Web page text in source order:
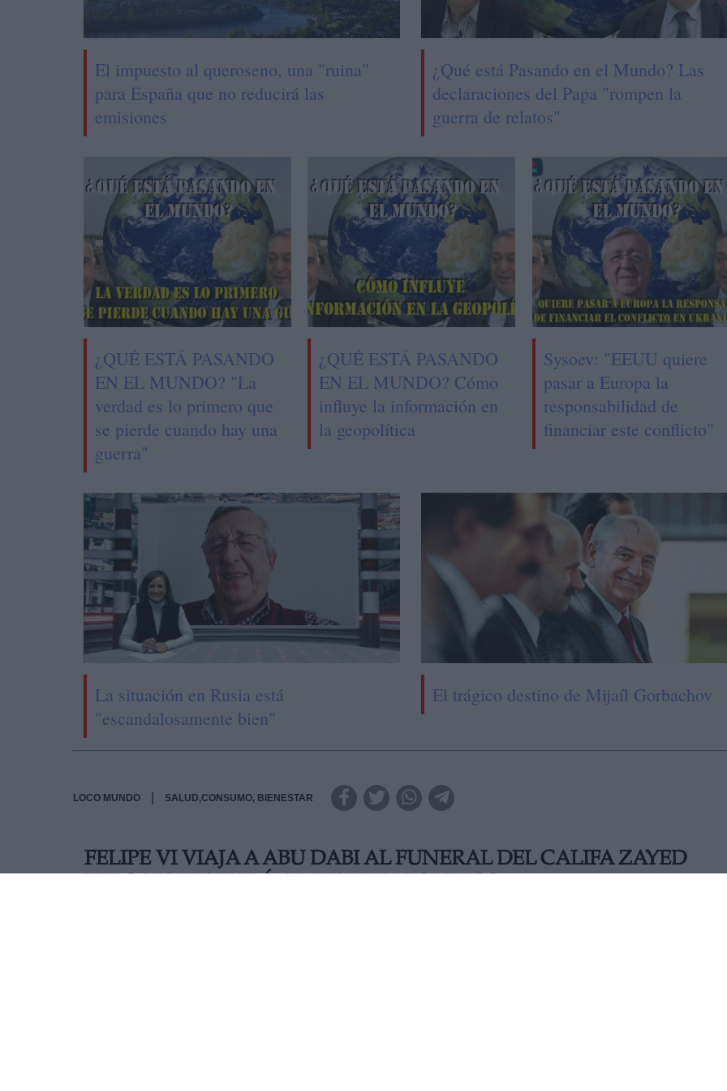
El impuesto al queroseno, una "ruina"
para España que no reducirá las
emisiones
¿Qué está Pasando en el Mundo? Las
declaraciones del Papa "rompen la
guerra de relatos"
¿QUÉ ESTÁ PASANDO
EN EL MUNDO? "La
verdad es lo primero que
se pierde cuando hay una
guerra"
¿QUÉ ESTÁ PASANDO
EN EL MUNDO? Cómo
influye la información en
la geopolítica
Sysoev: "EEUU quiere
pasar a Europa la
responsabilidad de
financiar este conflicto"
La situación en Rusia está
"escandalosamente bien"
El trágico destino de Mijaíl Gorbachov
LOCO MUNDO SALUD,CONSUMO, BIENESTAR
FELIPE VI VIAJA A ABU DABI AL FUNERAL DEL CALIFA ZAYED